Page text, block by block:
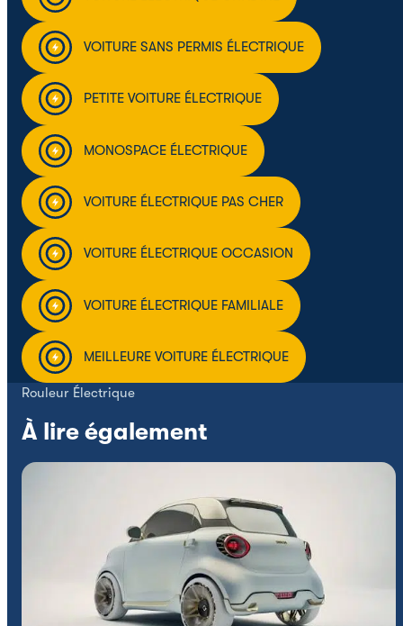
VOITURE SANS PERMIS ÉLECTRIQUE
PETITE VOITURE ÉLECTRIQUE
MONOSPACE ÉLECTRIQUE
VOITURE ÉLECTRIQUE PAS CHER
VOITURE ÉLECTRIQUE OCCASION
VOITURE ÉLECTRIQUE FAMILIALE
MEILLEURE VOITURE ÉLECTRIQUE
Rouleur Électrique
À lire également